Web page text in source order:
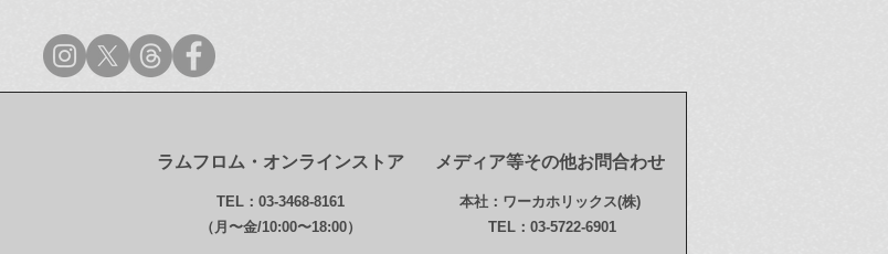
ラムフロム年末年始営業のご
【最新情報(12/9)】オンライ
ンストア「奈良美智 ドラミン
ラムフロム・オンラインストア
TEL：03-3468-8161
（月〜金/10:00〜18:00）
メディア等その他お問合わせ
本社：ワーカホリックス(株)
TEL：03-5722-6901